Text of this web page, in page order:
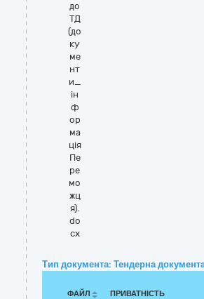
до
ТД
(до
ку
ме
нт
и_
ін
ф
ор
ма
ція
Пе
ре
мо
жц
я).
do
cx
Тип документа: Тендерна
ФАЙЛ ПРИВАТНІСТЬ